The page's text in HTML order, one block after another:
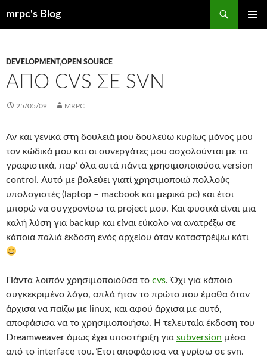
mrpc's Blog
DEVELOPMENT,OPEN SOURCE
ΑΠΌ CVS ΣΕ SVN
25/05/09 MRPC
Αν και γενικά στη δουλειά μου δουλεύω κυρίως μόνος μου
τον κώδικά μου και οι συνεργάτες μου ασχολούνται με τα
γραφιστικά, παρ’ όλα αυτά πάντα χρησιμοποιούσα version
control. Αυτό με βολεύει γιατί χρησιμοποιώ πολλούς
υπολογιστές (laptop – macbook και μερικά pc) και έτσι
μπορώ να συγχρονίσω τα project μου. Και φυσικά είναι μια
καλή λύση για backup και είναι εύκολο να ανατρέξω σε
κάποια παλιά έκδοση ενός αρχείου όταν καταστρέψω κάτι
Πάντα λοιπόν χρησιμοποιούσα το cvs. Όχι για κάποιο
συγκεκριμένο λόγο, απλά ήταν το πρώτο που έμαθα όταν
άρχισα να παίζω με linux, και αφού άρχισα με αυτό,
αποφάσισα να το χρησιμοποιήσω. Η τελευταία έκδοση του
Dreamweaver όμως έχει υποστήριξη για subversion μέσα
από το interface του. Έτσι αποφάσισα να γυρίσω σε svn.